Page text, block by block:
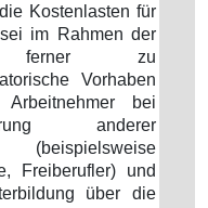
Kostenlasten für
im Rahmen der
ferner zu
Vorhaben
bei
anderer
(beispielsweise
Freiberufler) und
über die